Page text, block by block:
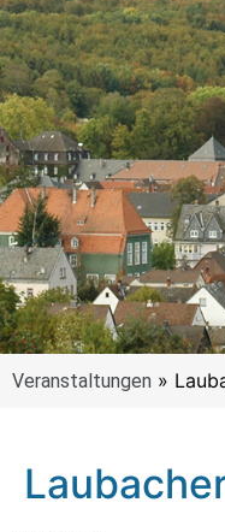
Veranstaltungen »